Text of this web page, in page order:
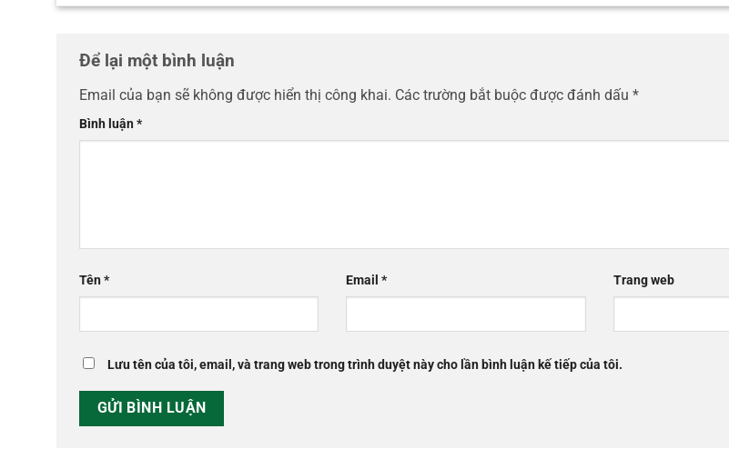
Để lại một bình luận
Email của bạn sẽ không được hiển thị công khai. Các trường bắt buộc được đánh dấu *
Bình luận*
Tên* Email* Trang web
Lưu tên của tôi, email, và trang web trong trình duyệt này cho lần bình luận kế tiếp của tôi.